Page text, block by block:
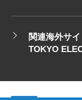
関連海外サ
TOKYO